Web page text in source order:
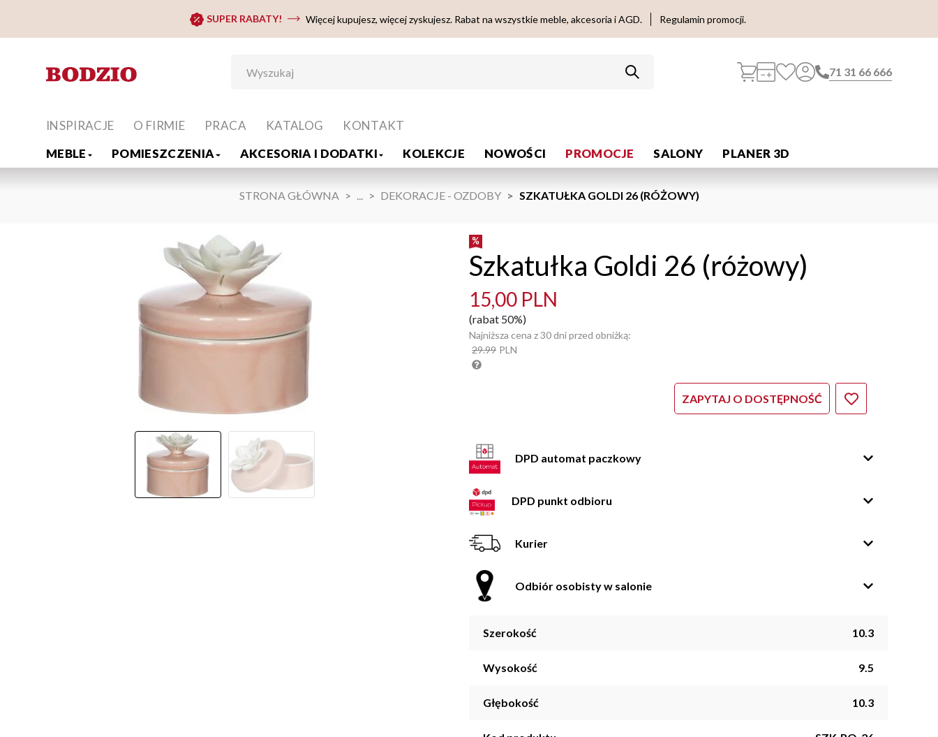
SUPER RABATY! Więcej kupujesz, więcej zyskujesz. Rabat na wszystkie meble, akcesoria i AGD. Regulamin promocji.
71 31 66 666
MEBLE POMIESZCZENIA AKCESORIA I DODATKI KOLEKCJE NOWOŚCI PROMOCJE SALONY PLANER 3D
INSPIRACJE O FIRMIE PRACA KATALOG KONTAKT
STRONA GŁÓWNA ... DEKORACJE - OZDOBY SZKATUŁKA GOLDI 26 (RÓŻOWY)
Szkatułka Goldi 26 (różowy)
15,00 PLN
(rabat 50%)
Najniższa cena z 30 dni przed obniżką:
29.99 PLN
ZAPYTAJ O DOSTĘPNOŚĆ
DPD automat paczkowy
DPD punkt odbioru
Kurier
Odbiór osobisty w salonie
Szerokość 10.3
Wysokość 9.5
Głębokość 10.3